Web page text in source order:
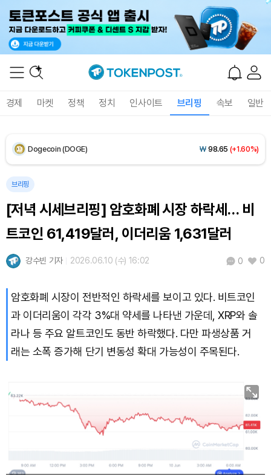
경제 마켓 정책 정치 인사이트 브리핑 속보 일반
₩1,457(+1.37%)
Solana (SOL) ₩ 105,026(+2.79%)
TRON (TRX) (-0.02%)
Hyperliquid (HYPE) ₩ 76,471(-1.66%)
브리핑
[저녁 시세브리핑] 암호화폐 시장 하락세… 비
트코인 61,419달러, 이더리움 1,631달러
강수빈 기자 2026.06.10 (수) 16:02 0 0
암호화폐 시장이 전반적인 하락세를 보이고 있다. 비트코인
과 이더리움이 각각 3%대 약세를 나타낸 가운데, XRP와 솔
라나 등 주요 알트코인도 동반 하락했다. 다만 파생상품 거
래는 소폭 증가해 단기 변동성 확대 가능성이 주목된다.